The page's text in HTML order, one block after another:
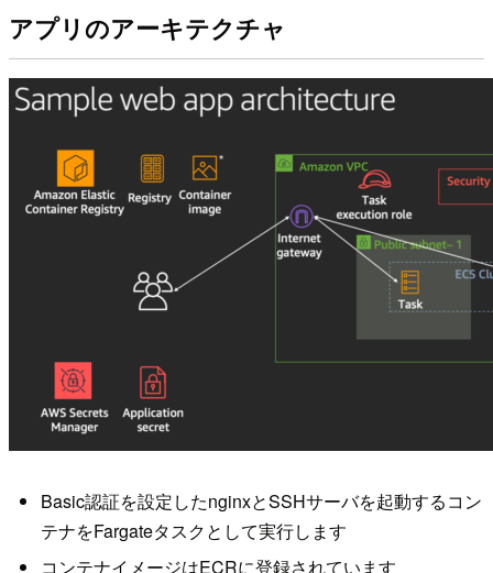
アプリのアーキテクチャ
Basic認証を設定したnginxとSSHサーバを起動するコン
テナをFargateタスクとして実行します
コンテナイメージはECRに登録されています